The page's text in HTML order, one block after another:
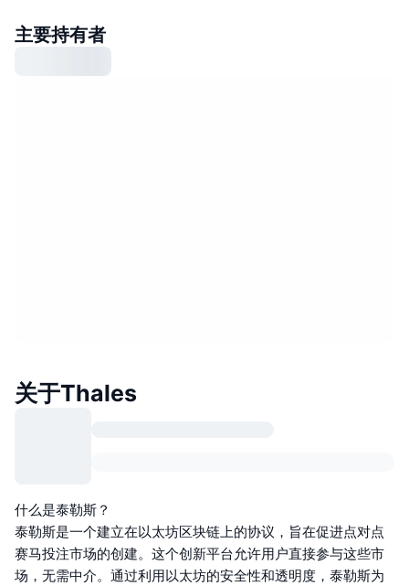
主要持有者
关于Thales
什么是泰勒斯？
泰勒斯是一个建立在以太坊区块链上的协议，旨在促进点对点
赛马投注市场的创建。这个创新平台允许用户直接参与这些市
场，无需中介。通过利用以太坊的安全性和透明度，泰勒斯为